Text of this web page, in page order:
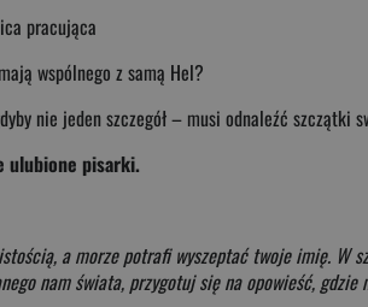
pracująca
wspólnego z samą Hel?
nie jeden szczegół – musi odnaleźć
ulubione pisarki.
a morze potrafi wyszeptać twoje imię.
nam świata, przygotuj się na opowieść,